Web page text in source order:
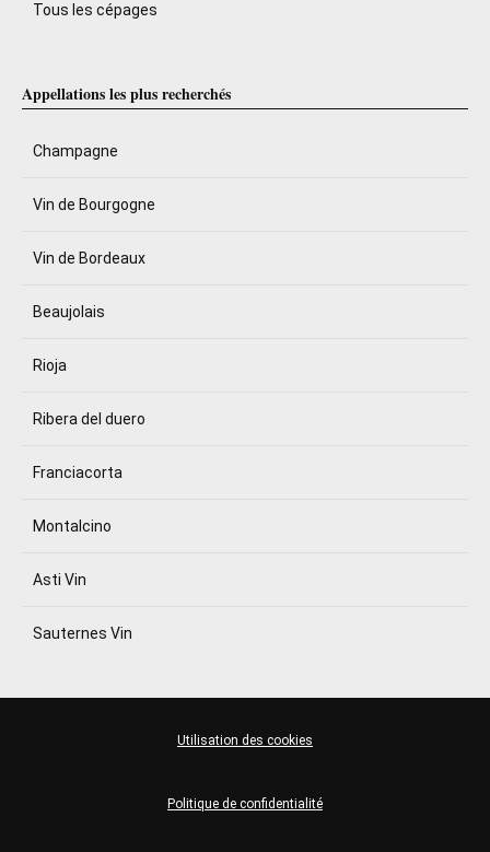
Tous les cépages
Appellations les plus recherchés
Champagne
Vin de Bourgogne
Vin de Bordeaux
Beaujolais
Rioja
Ribera del duero
Franciacorta
Montalcino
Asti Vin
Sauternes Vin
Politique de confidentialité
Utilisation des cookies